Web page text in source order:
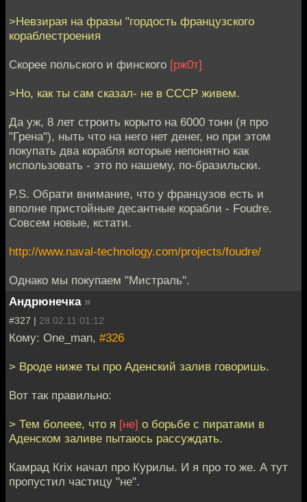
>Невзирая на фразы "гордость французского
кораблестроения
Скорее польского и финского [рж0т]
>Но, как ты сам сказал- не в СССР живем.
Да уж, 8 лет строить корыто на 6000 тонн (я про
"Грена"), ныть что на него нет денег, но при этом
покупать два корабля которые непонятно как
использовать - это по нашему, по-бразильски.
P.S. Обрати внимание, что у французов есть и
вполне пристойные десантные корабли - Foudre.
Совсем новые, кстати.
http://www.naval-technology.com/projects/foudre/
Однако мы покупаем "Мистраль".
Андрюнечка »
#327 | 28.02.11 01:12
Кому: One_man, #326
> Вроде ниже ты про Аденский залив говоришь.
Вот так правильно:
> Тем болеее, что я [не] о борьбе с пиратами в
Аденском заливе пытаюсь рассуждать.
Камрад Кrix начал про Курилы. И я про то же. А тут
пропустил частицу "не".